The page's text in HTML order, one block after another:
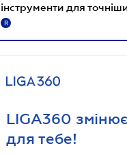
інструменти для
R
LIGA360
для тебе!